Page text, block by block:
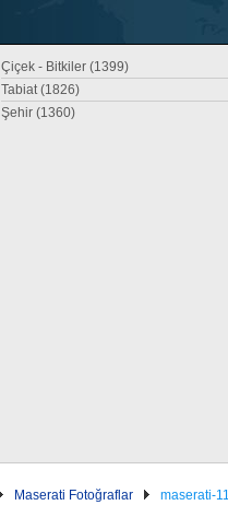
Çiçek - Bitkiler (1399)
Tabiat (1826)
Şehir (1360)
Maserati Fotoğraflar maserati-